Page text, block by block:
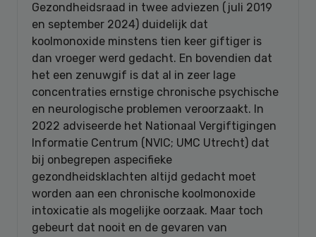
Gezondheidsraad in twee adviezen (juli 2019
en september 2024) duidelijk dat
koolmonoxide minstens tien keer giftiger is
dan vroeger werd gedacht. En bovendien dat
het een zenuwgif is dat al in zeer lage
concentraties ernstige chronische psychische
en neurologische problemen veroorzaakt. In
2022 adviseerde het Nationaal Vergiftigingen
Informatie Centrum (NVIC; UMC Utrecht) dat
bij onbegrepen aspecifieke
gezondheidsklachten altijd gedacht moet
worden aan een chronische koolmonoxide
intoxicatie als mogelijke oorzaak. Maar toch
gebeurt dat nooit en de gevaren van